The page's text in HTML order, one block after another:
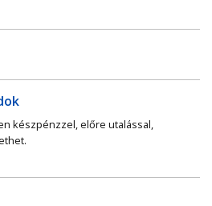
készpénzzel, előre utalással,
is fizethet.